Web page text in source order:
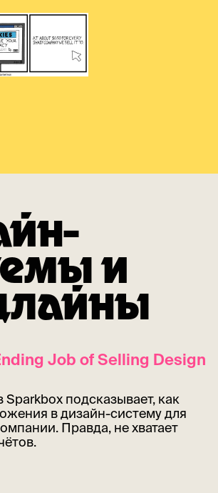
И
Job of Selling Design
Sparkbox подсказывает, как
в дизайн-систему для
Правда, не хватает